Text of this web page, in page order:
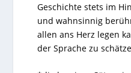
Geschichte stets im
und wahnsinnig
allen ans Herz legen
der Sprache zu